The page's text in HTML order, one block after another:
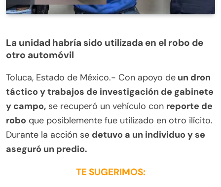
La unidad habría sido utilizada en el robo de
otro automóvil
Toluca, Estado de México.- Con apoyo de un dron
táctico y trabajos de investigación de gabinete
y campo, se recuperó un vehículo con reporte de
robo que posiblemente fue utilizado en otro ilícito.
Durante la acción se detuvo a un individuo y se
aseguró un predio.
TE SUGERIMOS: